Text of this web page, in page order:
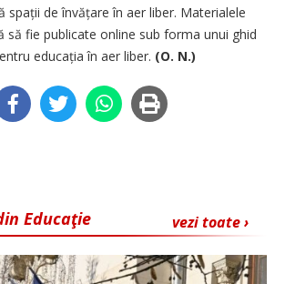
spații de învățare în aer liber. Materialele
să fie publicate online sub forma unui ghid
educația în aer liber. (O. N.)
vezi toate ›
Educaţie